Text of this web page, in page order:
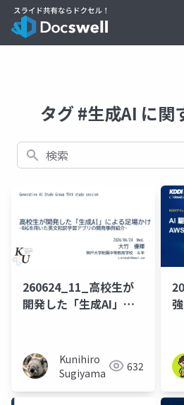
タグ #生成AI に関
検索
260624_11_高校生が
開発した「生成AI」に
リの開発事例紹介-_第
75回GASG
Kunihiro
Sugiyama
632